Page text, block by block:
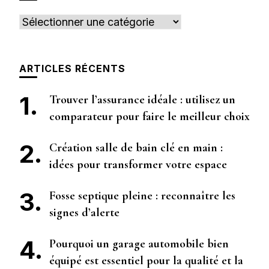
Catégories
ARTICLES RÉCENTS
Trouver l’assurance idéale : utilisez un
comparateur pour faire le meilleur choix
Création salle de bain clé en main :
idées pour transformer votre espace
Fosse septique pleine : reconnaître les
signes d’alerte
Pourquoi un garage automobile bien
équipé est essentiel pour la qualité et la